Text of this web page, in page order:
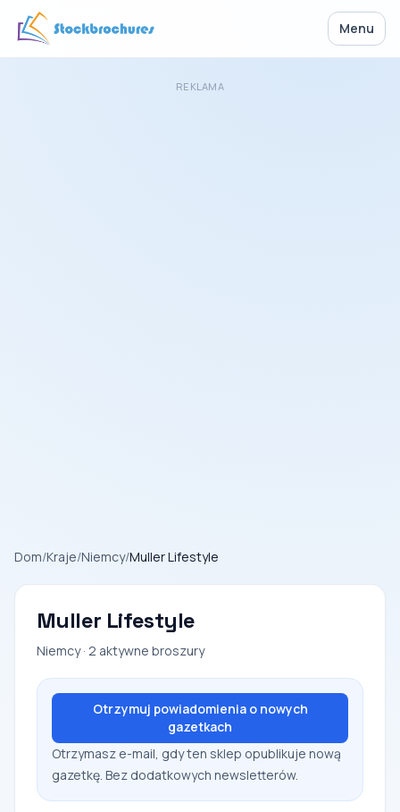
Menu
REKLAMA
Dom/Kraje/Niemcy/Muller Lifestyle
Muller Lifestyle
Niemcy · 2 aktywne broszury
Otrzymuj powiadomienia o nowych
gazetkach
Otrzymasz e-mail, gdy ten sklep opublikuje nową
gazetkę. Bez dodatkowych newsletterów.